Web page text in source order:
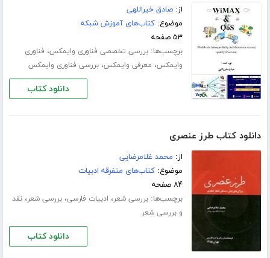
از:صادق خیراللهی
موضوع:کتاب‌های آموزش شبکه
۵۳ صفحه
برچسب‌ها:بررسی تخصصی فناوری وایمکس، فناوری
وایمکس، معرفی وایمکس،بررسی فناوری وایمکس
دانلود کتاب
دانلود کتاب طرز عنصری
از: محمد غلامرضایی
موضوع:کتاب‌های متفرقه ادبیات
۸۴ صفحه
برچسب‌ها:بررسی شعر، ادبیات فارسی،بررسی شعر،نقد
و بررسی شعر
دانلود کتاب